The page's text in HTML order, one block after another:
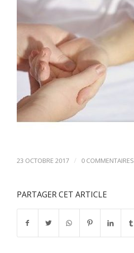
23 OCTOBRE 2017 / 0 COMMENTAIRES
PARTAGER CET ARTICLE